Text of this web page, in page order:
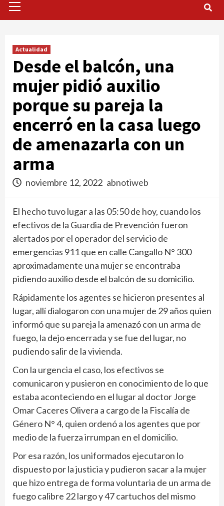
Menu
Actualidad
Desde el balcón, una
mujer pidió auxilio
porque su pareja la
encerró en la casa luego
de amenazarla con un
arma
noviembre 12, 2022 abnotiweb
El hecho tuvo lugar a las 05:50 de hoy, cuando los
efectivos de la Guardia de Prevención fueron
alertados por el operador del servicio de
emergencias 911 que en calle Cangallo N° 300
aproximadamente una mujer se encontraba
pidiendo auxilio desde el balcón de su domicilio.
Rápidamente los agentes se hicieron presentes al
lugar, allí dialogaron con una mujer de 29 años quien
informó que su pareja la amenazó con un arma de
fuego, la dejo encerrada y se fue del lugar, no
pudiendo salir de la vivienda.
Con la urgencia el caso, los efectivos se
comunicaron y pusieron en conocimiento de lo que
estaba aconteciendo en el lugar al doctor Jorge
Omar Caceres Olivera a cargo de la Fiscalía de
Género N° 4, quien ordenó a los agentes que por
medio de la fuerza irrumpan en el domicilio.
Por esa razón, los uniformados ejecutaron lo
dispuesto por la justicia y pudieron sacar a la mujer
que hizo entrega de forma voluntaria de un arma de
fuego calibre 22 largo y 47 cartuchos del mismo